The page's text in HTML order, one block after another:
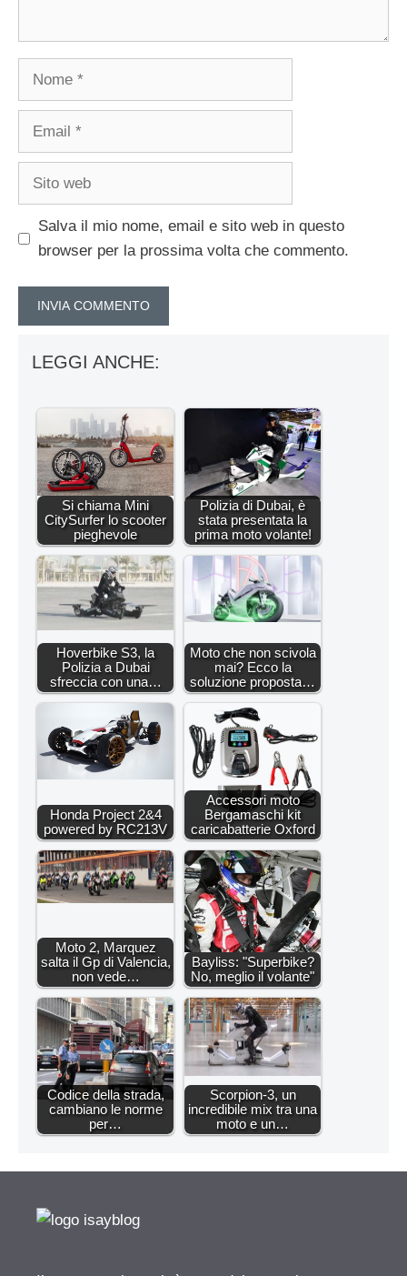
Nome
Email
Sito
Salva il mio nome, email e sito web in questo
browser per la prossima volta che commento.
LEGGI ANCHE:
Si chiama Mini
CitySurfer lo scooter
pieghevole
Polizia di Dubai, è
stata presentata la
prima moto volante!
Hoverbike S3, la
Polizia a Dubai
sfreccia con una…
Moto che non scivola
mai? Ecco la
soluzione proposta…
Honda Project 2&4
powered by RC213V
Accessori moto
Bergamaschi kit
caricabatterie Oxford
Moto 2, Marquez
salta il Gp di Valencia,
non vede…
Bayliss: "Superbike?
No, meglio il volante"
Codice della strada,
cambiano le norme
per…
Scorpion-3, un
incredibile mix tra una
moto e un…